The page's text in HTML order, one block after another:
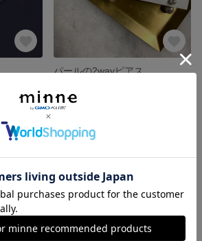
パールの2wayピアス
残り1点